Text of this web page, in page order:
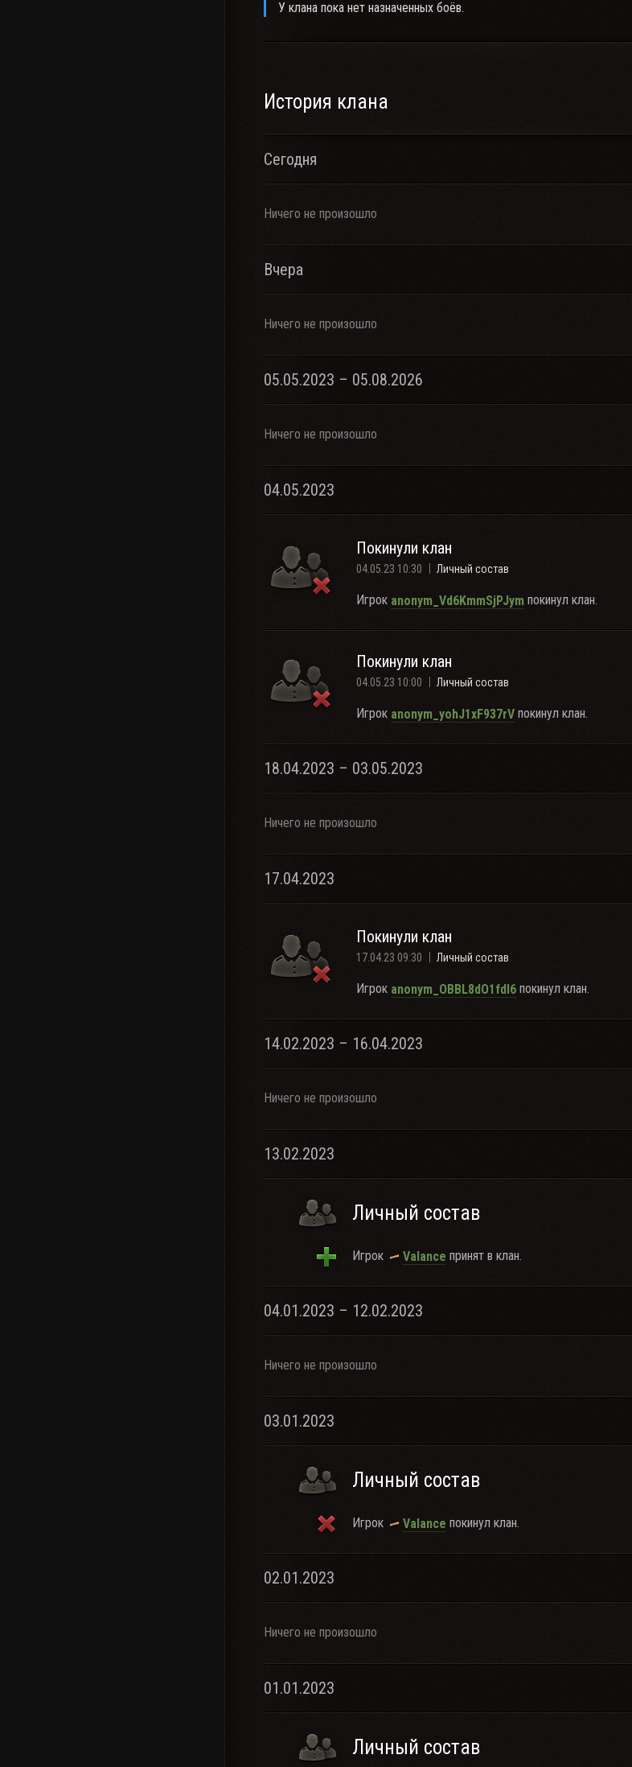
У клана пока нет назначенных боёв.
История клана
Сегодня
Ничего не произошло
Вчера
Ничего не произошло
05.05.2023 – 05.08.2026
Ничего не произошло
04.05.2023
Покинули клан
04.05.23 10:30 Личный состав
Игрок anonym_Vd6KmmSjPJym покинул клан.
Покинули клан
04.05.23 10:00 Личный состав
Игрок anonym_yohJ1xF937rV покинул клан.
18.04.2023 – 03.05.2023
Ничего не произошло
17.04.2023
Покинули клан
17.04.23 09:30 Личный состав
Игрок anonym_OBBL8dO1fdI6 покинул клан.
14.02.2023 – 16.04.2023
Ничего не произошло
13.02.2023
Личный состав
Игрок Valance принят в клан.
04.01.2023 – 12.02.2023
Ничего не произошло
03.01.2023
Личный состав
Игрок Valance покинул клан.
02.01.2023
Ничего не произошло
01.01.2023
Личный состав